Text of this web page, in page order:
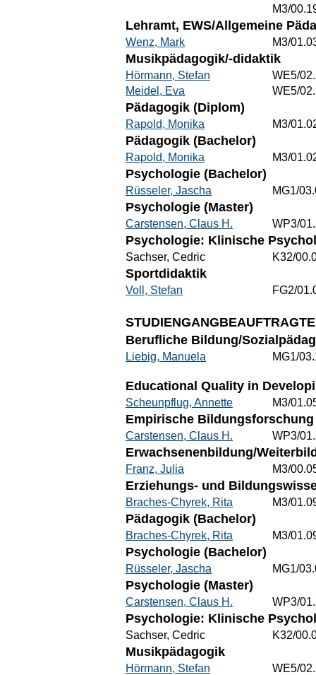
M3/
Lehramt, EWS/Allgemeine
Wenz, Mark M3/
Musikpädagogik/-didaktik
Hörmann, Stefan
WE5/
Meidel, Eva
WE5/
Pädagogik (Diplom)
Rapold, Monika M3/
Pädagogik (Bachelor)
Rapold, Monika M3/
Psychologie (Bachelor)
Rüsseler, Jascha MG1/
Psychologie (Master)
Carstensen, Claus H. WP3/
Psychologie: Klinische
Sachser, Cedric K32/
Sportdidaktik
Voll, Stefan FG2/
STUDIENGANGBEAUFTRAGTE
Berufliche Bildung/
Liebig, Manuela MG1/
Educational Quality in
Scheunpflug, Annette M3/
Empirische Bildungsforschung
Carstensen, Claus H. WP3/
Erwachsenenbildung/
Franz, Julia M3/
Erziehungs- und
Braches-Chyrek, Rita M3/
Pädagogik (Bachelor)
Braches-Chyrek, Rita M3/
Psychologie (Bachelor)
Rüsseler, Jascha MG1/
Psychologie (Master)
Carstensen, Claus H. WP3/
Psychologie: Klinische
Sachser, Cedric K32/
Musikpädagogik
Hörmann, Stefan WE5/